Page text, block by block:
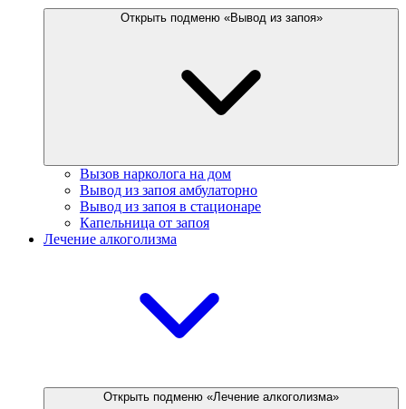
Открыть подменю «Вывод из запоя»
Вызов нарколога на дом
Вывод из запоя амбулаторно
Вывод из запоя в стационаре
Капельница от запоя
Лечение алкоголизма
Открыть подменю «Лечение алкоголизма»